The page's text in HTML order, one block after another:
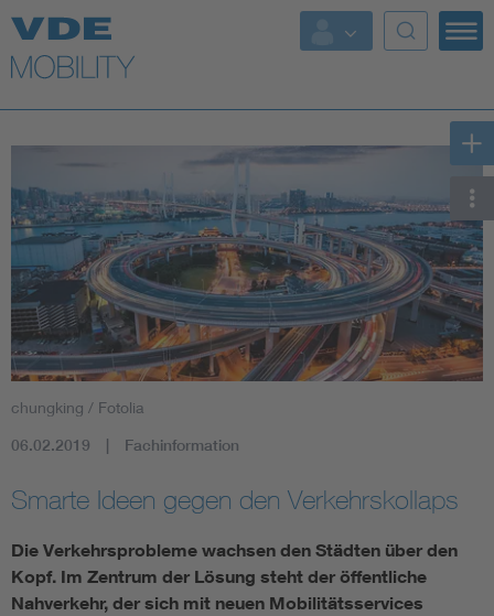
Top Themen
Fokusthemen
AI & Digital Trust
Health
Mobility
Electromobility
chungking / Fotolia
06.02.2019 Fachinformation
Smarte Ideen gegen den Verkehrskollaps
Die Verkehrsprobleme wachsen den Städten über den
Kopf. Im Zentrum der Lösung steht der öffentliche
Nahverkehr, der sich mit neuen Mobilitätsservices